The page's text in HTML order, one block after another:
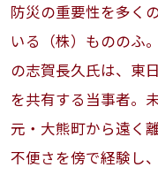
防災の重要性を多く
いる（株）もののふ
の志賀長久氏は、東
を共有する当事者。
元・大熊町から遠く
不便さを傍で経験し